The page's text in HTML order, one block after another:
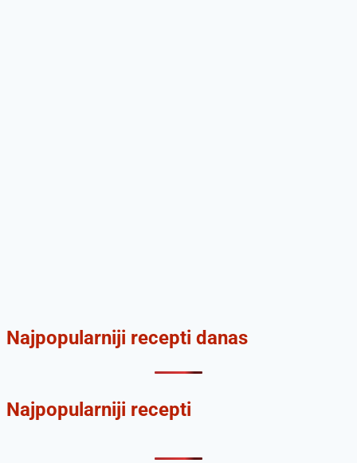
Najpopularniji recepti danas
Najpopularniji recepti